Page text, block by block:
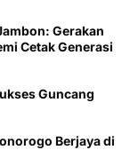
Gerakan
Cetak Generasi
Guncang
Berjaya di